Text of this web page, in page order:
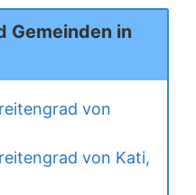
Gemeinden in
von
von Kati,